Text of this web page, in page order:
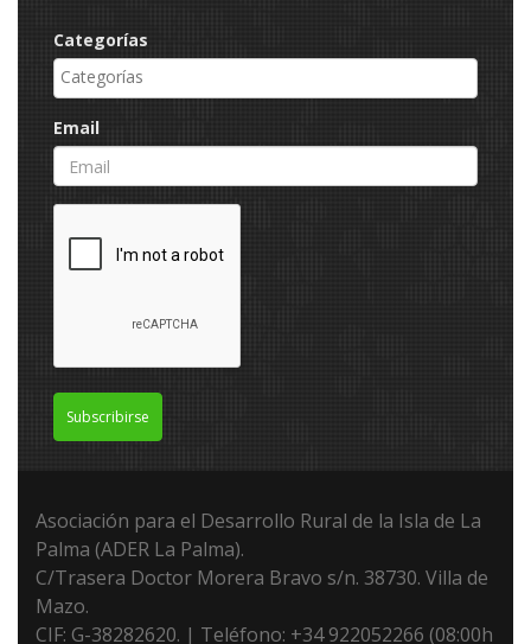
Categorías
Email
Subscribirse
Asociación para el Desarrollo Rural de la Isla de La
Palma (ADER La Palma).
C/Trasera Doctor Morera Bravo s/n. 38730. Villa de
Mazo.
CIF: G-38282620. | Teléfono: +34 922052266 (08:00h